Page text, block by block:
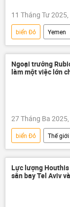
11 Tháng Tư
biển Đỏ Yemen
tấn công
Ngoại trưởng
làm một việc lớn
27 Tháng Ba
biển Đỏ Thế giới
Trung Đông
Vòng xoáy căng
Lực lượng
sân bay Tel Aviv